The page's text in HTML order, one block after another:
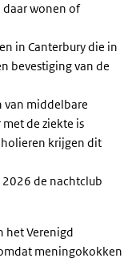
daar wonen of
in Canterbury die in
bevestiging van de
van middelbare
de ziekte is
krijgen dit
2026 de nachtclub
het Verenigd
meningokokken